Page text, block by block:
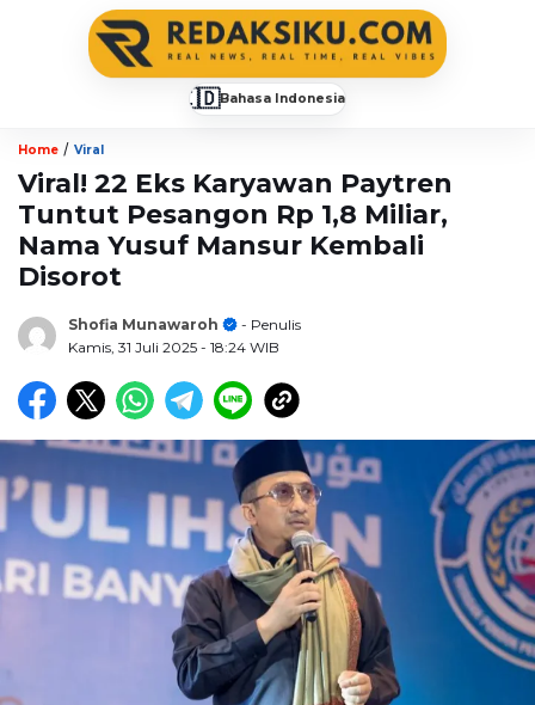
🇮🇩Bahasa Indonesia
Home / Viral
Viral! 22 Eks Karyawan Paytren
Tuntut Pesangon Rp 1,8 Miliar,
Nama Yusuf Mansur Kembali
Disorot
Shofia Munawaroh
- Penulis
Kamis, 31 Juli 2025 - 18:24 WIB